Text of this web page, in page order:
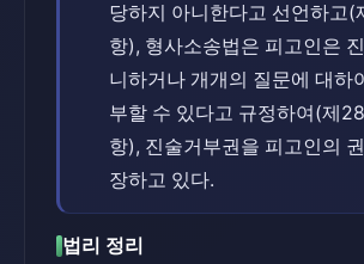
당하지 아니한다고 선언하고(
항), 형사소송법은 피고인은
니하거나 개개의 질문에 대하
부할 수 있다고 규정하여(제
항), 진술거부권을 피고인의
장하고 있다.
법리 정리